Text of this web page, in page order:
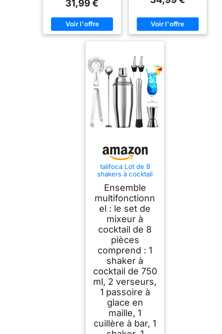
31,99 €
talifoca Lot de 8
shakers à cocktail
- 750 ml -
Accessoire de
barman
professionnel - Pour
la maison, le bar, la
fête
Ensemble
multifonctionn
el : le set de
mixeur à
cocktail de 8
pièces
comprend : 1
shaker à
cocktail de 750
ml, 2 verseurs,
1 passoire à
glace en
maille, 1
cuillère à bar, 1